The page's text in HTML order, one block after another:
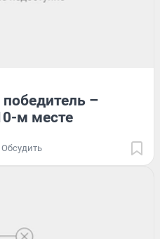
–
м месте
Обсудить